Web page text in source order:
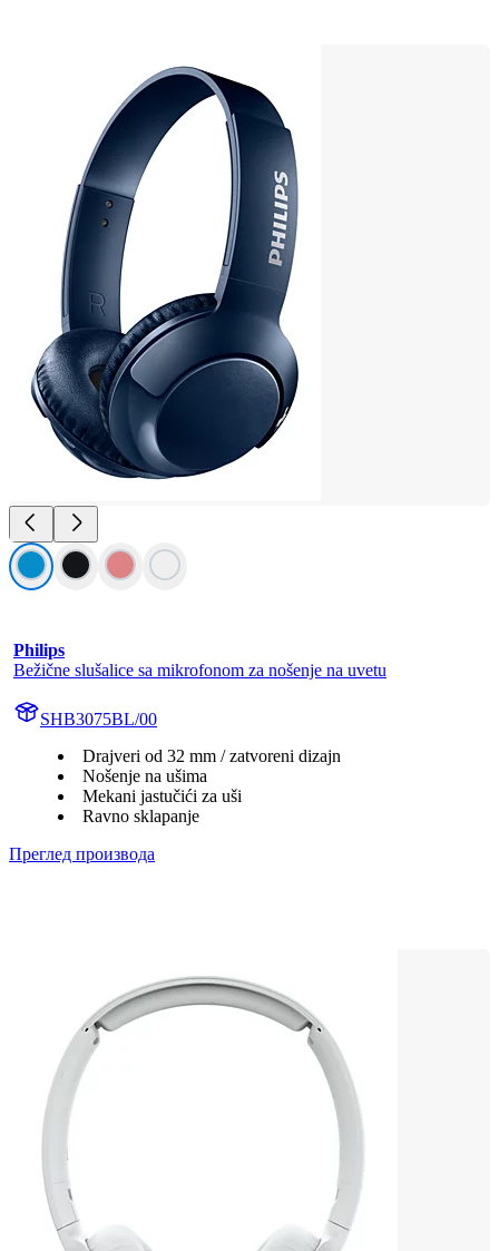
Philips
Bežične slušalice sa mikrofonom za nošenje na uvetu
SHB3075BL/00
Drajveri od 32 mm / zatvoreni dizajn
Nošenje na ušima
Mekani jastučići za uši
Ravno sklapanje
Преглед производа